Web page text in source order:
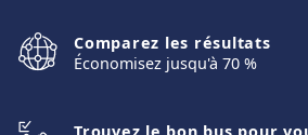
Comparez les résultats
Économisez jusqu'à 70 %